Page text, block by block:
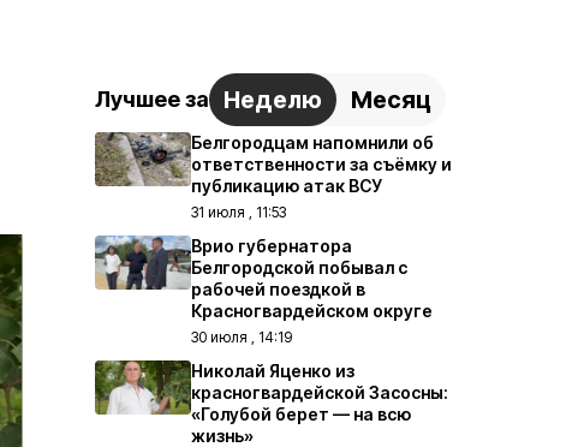
Лучшее за Неделю Месяц
Белгородцам напомнили об
ответственности за съёмку и
публикацию атак ВСУ
31 июля , 11:53
Врио губернатора
Белгородской побывал с
рабочей поездкой в
Красногвардейском округе
30 июля , 14:19
Николай Яценко из
красногвардейской Засосны:
«Голубой берет — на всю
жизнь»